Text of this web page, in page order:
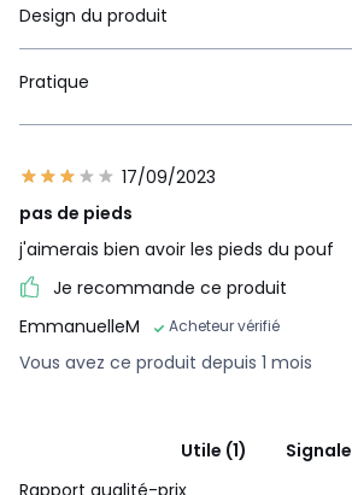
Design du produit
Pratique
17/09/2023
pas de pieds
j'aimerais bien avoir les pieds du pouf
Je recommande ce produit
EmmanuelleM
Acheteur vérifié
Vous avez ce produit depuis 1 mois
Utile (1)
Rapport qualité-prix